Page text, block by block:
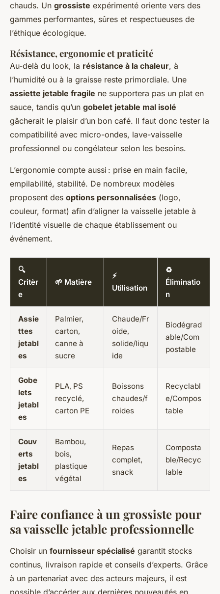
chauds. Un grossiste expérimenté oriente vers des
gammes performantes, sûres et respectueuses de
l’éthique écologique.
Résistance, ergonomie et praticité
Au-delà du look, la résistance à la chaleur, à
l’humidité ou à la graisse reste primordiale. Une
assiette jetable fragile ne supportera pas un plat en
sauce, tandis qu’un gobelet jetable mal isolé
gâcherait le plaisir d’un bon café. Il faut donc tester la
compatibilité avec micro-ondes, lave-vaisselle
professionnel ou congélateur selon les besoins.
L’ergonomie compte aussi : prise en main facile,
empilabilité, stabilité. De nombreux modèles
proposent des options personnalisées (logo,
couleur, format) afin d’aligner la vaisselle jetable à
l’identité visuelle de chaque établissement ou
événement.
🔍
Critèr
e
🌱 Matière
⚡
Utilisation
♻️
Éliminatio
n
Assie
ttes
jetabl
es
Palmier,
carton,
canne à
sucre
Chaude/Fr
oide,
solide/liqu
ide
Biodégrad
able/Com
postable
Gobe
lets
jetabl
es
PLA, PS
recyclé,
carton PE
Boissons
chaudes/f
roides
Recyclabl
e/Compos
table
Couv
erts
jetabl
es
Bambou,
bois,
plastique
végétal
Repas
complet,
snack
Composta
ble/Recyc
lable
Faire confiance à un grossiste pour
sa vaisselle jetable professionnelle
Choisir un fournisseur spécialisé garantit stocks
continus, livraison rapide et conseils d’experts. Grâce
à un partenariat avec des acteurs majeurs, il est